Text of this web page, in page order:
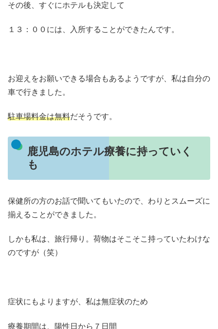
その後、すぐにホテルも決定して
１３：００には、入所することができたんです。
お迎えをお願いできる場合もあるようですが、私は自分の
車で行きました。
駐車場料金は無料だそうです。
鹿児島のホテル療養に持っていく
も
保健所の方のお話で聞いてもいたので、わりとスムーズに
揃えることができました。
しかも私は、旅行帰り。荷物はそこそこ持っていたわけな
のですが（笑）
症状にもよりますが、私は無症状のため
療養期間は、陽性日から７日間